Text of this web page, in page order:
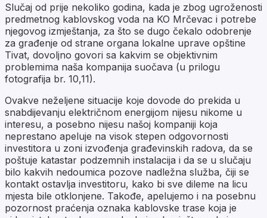
Slučaj od prije nekoliko godina, kada je zbog ugroženosti
predmetnog kablovskog voda na KO Mrčevac i potrebe
njegovog izmještanja, za što se dugo čekalo odobrenje
za građenje od strane organa lokalne uprave opštine
Tivat, dovoljno govori sa kakvim se objektivnim
problemima naša kompanija suočava (u prilogu
fotografija br. 10,11).
Ovakve neželjene situacije koje dovode do prekida u
snabdijevanju električnom energijom nijesu nikome u
interesu, a posebno nijesu našoj kompaniji koja
neprestano apeluje na visok stepen odgovornosti
investitora u zoni izvođenja građevinskih radova, da se
poštuje katastar podzemnih instalacija i da se u slučaju
bilo kakvih nedoumica pozove nadležna služba, čiji se
kontakt ostavlja investitoru, kako bi sve dileme na licu
mjesta bile otklonjene. Takođe, apelujemo i na posebnu
pozornost praćenja oznaka kablovske trase koja je